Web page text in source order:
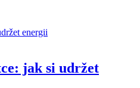
jak si udržet